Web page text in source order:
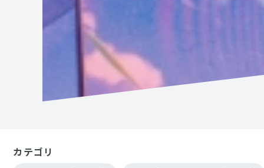
カテゴリ